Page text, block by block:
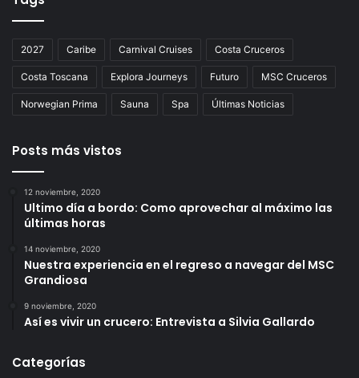
2027 Caribe Carnival Cruises Costa Cruceros
Costa Toscana Explora Journeys Futuro MSC Cruceros
Norwegian Prima Sauna Spa Últimas Noticias
Posts más vistos
12 noviembre, 2020
Ultimo día a bordo: Como aprovechar al máximo las
últimas horas
14 noviembre, 2020
Nuestra experiencia en el regreso a navegar del MSC
Grandiosa
9 noviembre, 2020
Así es vivir un crucero: Entrevista a Silvia Gallardo
Categorías